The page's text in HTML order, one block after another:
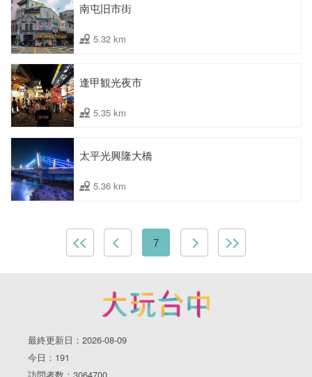
南屯旧市街
5.32 km
逢甲観光夜市
5.35 km
太平光興隆大橋
5.36 km
7
最終更新日：2026-08-09
今日：191